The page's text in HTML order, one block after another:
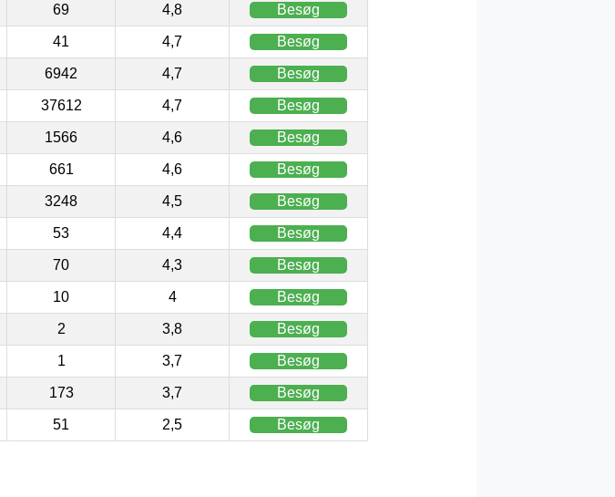
69 4,8 Besøg
41 4,7 Besøg
6942 4,7 Besøg
37612 4,7 Besøg
1566 4,6 Besøg
661 4,6 Besøg
3248 4,5 Besøg
53 4,4 Besøg
70 4,3 Besøg
10 4 Besøg
2 3,8 Besøg
1 3,7 Besøg
173 3,7 Besøg
51 2,5 Besøg